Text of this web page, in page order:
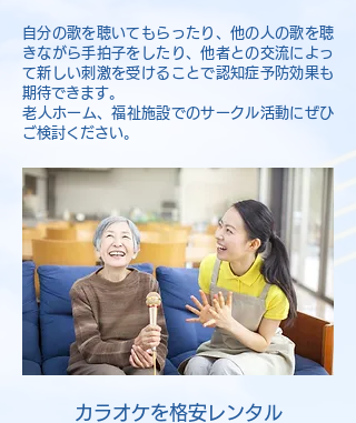
自分の歌を聴いてもらったり、他の人の歌を聴
きながら手拍子をしたり、他者との交流によっ
て新しい刺激を受けることで認知症予防効果も
期待できます。
​老人ホーム、福祉施設でのサークル活動にぜひ
ご検討ください。
​カラオケを格安レンタル